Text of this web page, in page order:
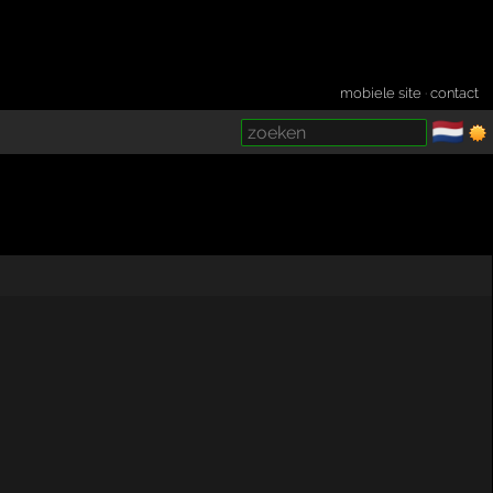
mobiele site ·contact
🇳🇱